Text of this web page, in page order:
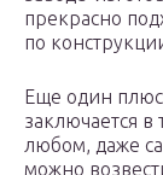
прекрасно
по
Еще один
заключается
любом, даже
можно